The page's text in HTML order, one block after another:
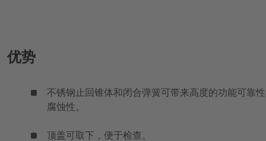
优势
不锈钢止回锥体和闭合弹簧可带来高度的功能可靠
腐蚀性。
顶盖可取下，便于检查。